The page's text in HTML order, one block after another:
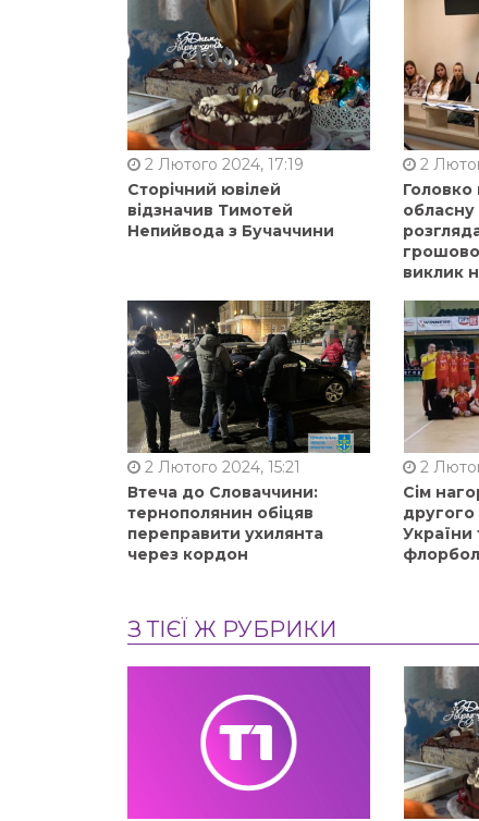
2 Лютого 2024, 17:19
Сторічний ювілей
відзначив Тимотей
Непийвода з Бучаччини
2
Головко
обласну
виклик
2 Лютого 2024, 15:21
Втеча до Словаччини:
тернополянин обіцяв
переправити ухилянта
через кордон
2
Сім
другого
України
З ТІЄЇ Ж РУБРИКИ